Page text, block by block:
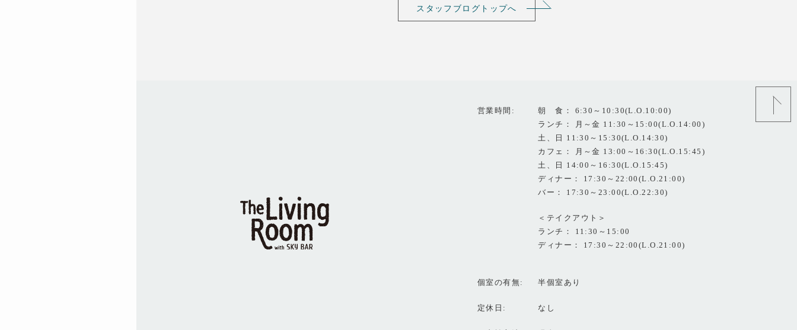
スタッフブログトップへ
営業時間
朝 食： 6:30～10:30(L.O.10:00)
ランチ： 月～金 11:30～15:00(L.O.14:00)
土、日 11:30～15:30(L.O.14:30)
カフェ： 月～金 13:00～16:30(L.O.15:45)
土、日 14:00～16:30(L.O.15:45)
ディナー： 17:30～22:00(L.O.21:00)
バー： 17:30～23:00(L.O.22:30)
＜テイクアウト＞
ランチ： 11:30～15:00
ディナー： 17:30～22:00(L.O.21:00)
個室の有無 半個室あり
定休日 なし